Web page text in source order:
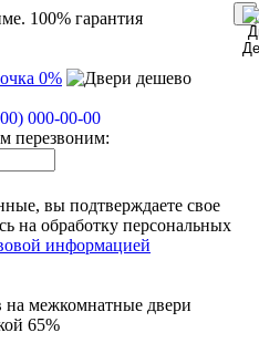
100% гарантия
0%
000-00-00
перезвоним:
вы подтверждаете свое
на обработку персональных
информацией
на межкомнатные двери
65%